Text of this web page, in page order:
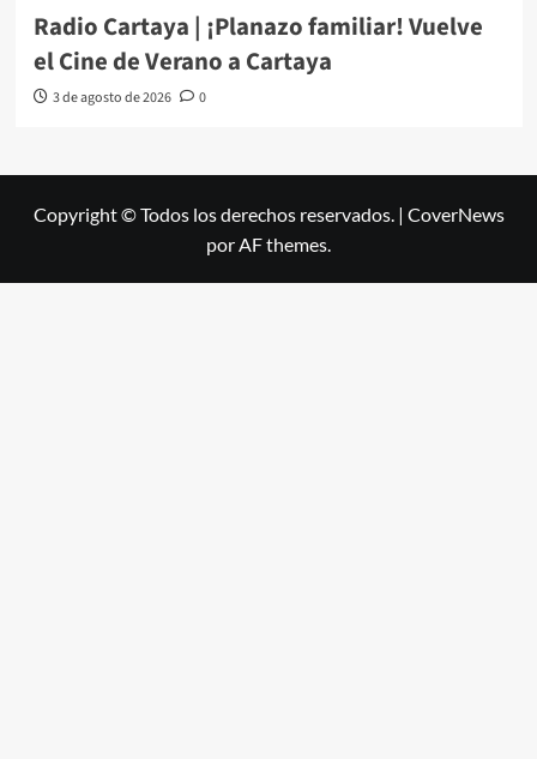
Radio Cartaya | ¡Planazo familiar! Vuelve
el Cine de Verano a Cartaya
3 de agosto de 2026 0
Copyright © Todos los derechos reservados. | CoverNews
por AF themes.